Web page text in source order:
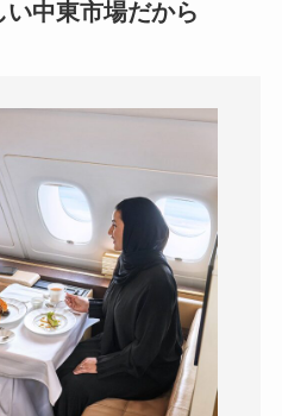
中東市場だから